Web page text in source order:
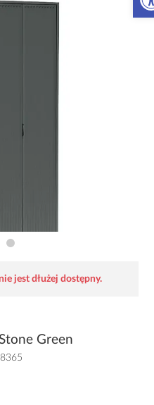
jest dłużej dostępny.
Green